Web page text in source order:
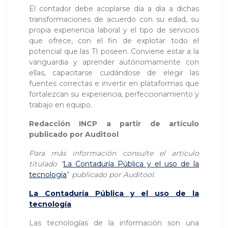
El contador debe acoplarse día a día a dichas
transformaciones de acuerdo con su edad, su
propia experiencia laboral y el tipo de servicios
que ofrece, con el fin de explotar todo el
potencial que las TI poseen. Conviene estar a la
vanguardia y aprender autónomamente con
ellas, capacitarse cuidándose de elegir las
fuentes correctas e invertir en plataformas que
fortalezcan su experiencia, perfeccionamiento y
trabajo en equipo.
Redacción INCP a partir de artículo
publicado por Auditool
Para más información consulte el artículo
titulado “La Contaduría Pública y el uso de la
tecnología” publicado por Auditool.
La Contaduría Pública y el uso de la
tecnología
Las tecnologías de la información son una